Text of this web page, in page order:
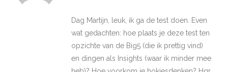
Dag Martijn, leuk, ik ga de test doen. Even
wat gedachten: hoe plaats je deze test ten
opzichte van de Big5 (die ik prettig vind)
en dingen als Insights (waar ik minder mee